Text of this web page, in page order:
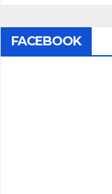
FACEBOOK